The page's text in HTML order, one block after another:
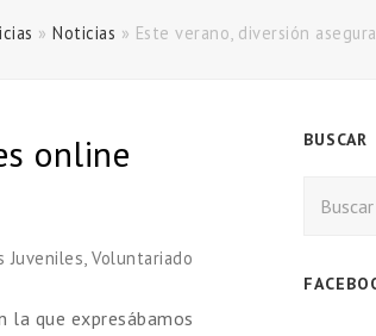
» Noticias » Este verano, diversión
online
Juveniles, Voluntariado
la que expresábamos
BUSCAR